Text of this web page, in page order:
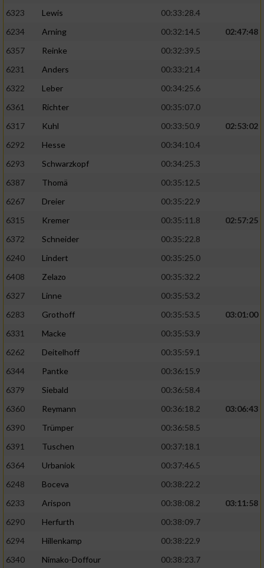
6323
Lewis
00:33:28.4
6234
Arning 00:32:14.5
02:47:48
6357
Reinke
00:32:39.5
6231
Anders
00:33:21.4
6322
Leber
00:34:25.6
6361
Richter
00:35:07.0
6317
Kuhl 00:33:50.9
02:53:02
6292
Hesse
00:34:10.4
6293
Schwarzkopf
00:34:25.3
6387
Thomä
00:35:12.5
6267
Dreier
00:35:22.9
6315
Kremer 00:35:11.8
02:57:25
6372
Schneider
00:35:22.8
6240
Lindert
00:35:25.0
6408
Zelazo
00:35:32.2
6327
Linne
00:35:53.2
6283
Grothoff 00:35:53.5
03:01:00
6331
Macke
00:35:53.9
6262
Deitelhoff
00:35:59.1
6344
Pantke
00:36:15.9
6379
Siebald
00:36:58.4
6360
Reymann 00:36:18.2
03:06:43
6390
Trümper
00:36:58.5
6391
Tuschen
00:37:18.1
6364
Urbaniok
00:37:46.5
6248
Boceva
00:38:22.2
6233
Arispon 00:38:08.2
03:11:58
6290
Herfurth
00:38:09.7
6294
Hillenkamp
00:38:22.9
6340
Nimako-Doffour 00:38:23.7